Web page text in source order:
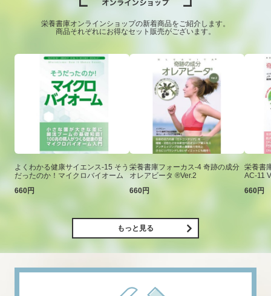
栄養書庫オンラインショップの新着商品をご紹介します。
商品それぞれにお得なセット販売がございます。
よくわかる健康サイエンス-15 そう
だったのか！マイクロバイオーム
660円
栄養書庫フォーカス-4 奇跡の成分
オレアビータ ®Ver.2
660円
栄養書
AC-11
660円
もっと見る